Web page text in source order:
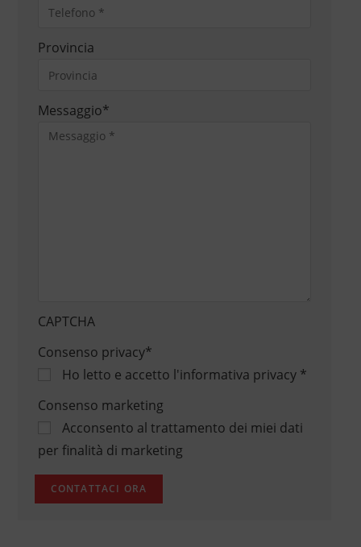
Provincia
Messaggio*
CAPTCHA
Consenso privacy*
Ho letto e accetto l'informativa privacy*
Consenso marketing
Acconsento al trattamento dei miei dati
per finalità di marketing